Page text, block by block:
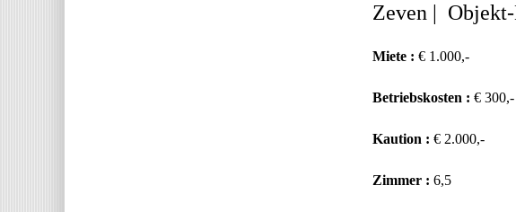
Zeven |
Miete : € 1.000,-
Betriebskosten : € 300,-
Kaution : € 2.000,-
Zimmer : 6,5